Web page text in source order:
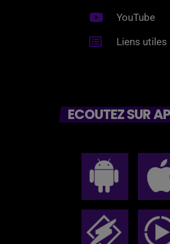
YouTube
Liens utiles
ECOUTEZ SUR